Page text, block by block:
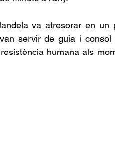
va atresorar en un
servir de guia i consol
humana als